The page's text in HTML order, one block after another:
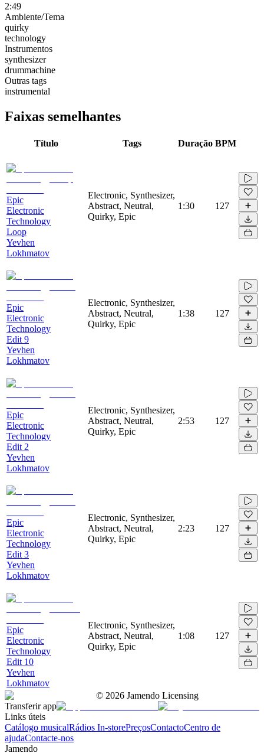
2:49
Ambiente/Tema
quirky
technology
Instrumentos
synthesizer
drummachine
Outras tags
instrumental
Faixas semelhantes
Título Tags Duração BPM
Epic
Electronic
Technology
Loop
Yevhen
Lokhmatov
Electronic, Synthesizer,
Abstract, Neutral,
Quirky, Epic
1:30 127
Epic
Electronic
Technology
Edit 9
Yevhen
Lokhmatov
Electronic, Synthesizer,
Abstract, Neutral,
Quirky, Epic
1:38 127
Epic
Electronic
Technology
Edit 2
Yevhen
Lokhmatov
Electronic, Synthesizer,
Abstract, Neutral,
Quirky, Epic
2:53 127
Epic
Electronic
Technology
Edit 3
Yevhen
Lokhmatov
Electronic, Synthesizer,
Abstract, Neutral,
Quirky, Epic
2:23 127
Epic
Electronic
Technology
Edit 10
Yevhen
Lokhmatov
Electronic, Synthesizer,
Abstract, Neutral,
Quirky, Epic
1:08 127
© 2026 Jamendo Licensing
Transferir app
Links úteis
Catálogo musicalRádios In-storePreçosContactoCentro de
ajudaContacte-nos
Jamendo